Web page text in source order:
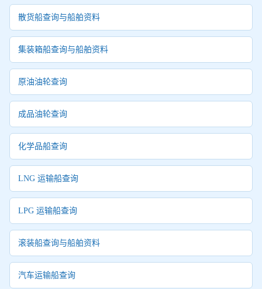
散货船查询与船舶资料
集装箱船查询与船舶资料
原油油轮查询
成品油轮查询
化学品船查询
LNG 运输船查询
LPG 运输船查询
滚装船查询与船舶资料
汽车运输船查询